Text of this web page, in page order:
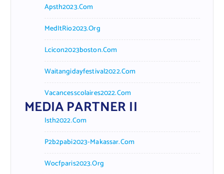
Apsth2023.com
MedItRio2023.org
Lcicon2023boston.com
Waitangidayfestival2022.com
Vacancesscolaires2022.com
MEDIA PARTNER II
Isth2022.com
P2b2pabi2023-Makassar.com
Wocfparis2023.org